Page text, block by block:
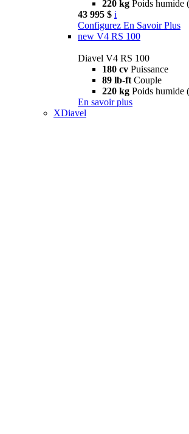
220 kg Poids humide
43 995 $ i
Configurez En Savoir Plus
new V4 RS 100
Diavel V4 RS 100
180 cv Puissance
89 lb-ft Couple
220 kg Poids humide
En savoir plus
XDiavel